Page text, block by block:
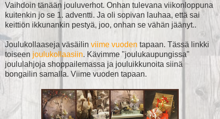
Vaihdoin tänään jouluverhot. Onhan tulevana viikonloppuna
kuitenkin jo se 1. adventti. Ja oli sopivan lauhaa, että sai
keittiön ikkunankin pestyä, joo, onhan se vähän jäänyt..
Joulukollaaseja väsäilin viime vuoden tapaan. Tässä linkki
toiseen joulukollaasiin. Kävimme "joulukaupungissa"
joululahjoja shoppailemassa ja jouluikkunoita siinä
bongailin samalla. Viime vuoden tapaan.